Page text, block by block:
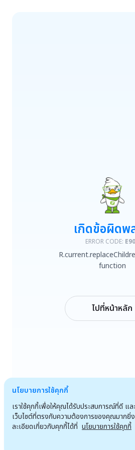
R.current.replaceChildren is not a
เกิดข้อผิดพ
ERROR CODE:
function
ไปที่หน้าหลัก
นโยบายการใช้คุกกี้
เราใช้คุกกี้เพื่อให้คุณได้รับประสบการณ์ที่ดี
เว็บไซต์ที่ตรงกับความต้องการของคุณมากยิ่
ละเอียดเกี่ยวกับคุกกี้ได้ที่ นโยบายการใช้คุกกี้